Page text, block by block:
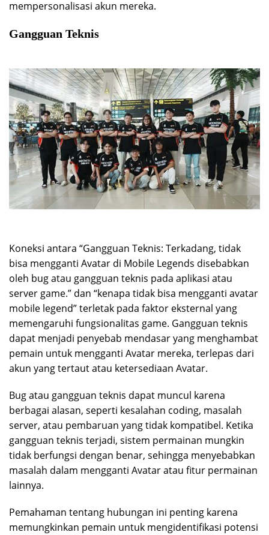
mempersonalisasi akun mereka.
Gangguan Teknis
Koneksi antara “Gangguan Teknis: Terkadang, tidak
bisa mengganti Avatar di Mobile Legends disebabkan
oleh bug atau gangguan teknis pada aplikasi atau
server game.” dan “kenapa tidak bisa mengganti avatar
mobile legend” terletak pada faktor eksternal yang
memengaruhi fungsionalitas game. Gangguan teknis
dapat menjadi penyebab mendasar yang menghambat
pemain untuk mengganti Avatar mereka, terlepas dari
akun yang tertaut atau ketersediaan Avatar.
Bug atau gangguan teknis dapat muncul karena
berbagai alasan, seperti kesalahan coding, masalah
server, atau pembaruan yang tidak kompatibel. Ketika
gangguan teknis terjadi, sistem permainan mungkin
tidak berfungsi dengan benar, sehingga menyebabkan
masalah dalam mengganti Avatar atau fitur permainan
lainnya.
Pemahaman tentang hubungan ini penting karena
memungkinkan pemain untuk mengidentifikasi potensi